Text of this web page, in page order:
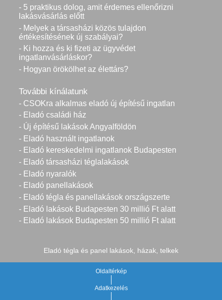
- 5 praktikus dolog, amit érdemes ellenőrizni
lakásvásárlás előtt
- Melyek a társasházi közös tulajdon
értékesítésének új szabályai?
- Ki hozza és ki fizeti az ügyvédet
ingatlanvásárláskor?
- Hogyan örökölhet az élettárs?
További kínálatunk
- CSOKra alkalmas eladó új építésű ingatlan
- Eladó családi ház
- Új építésű lakások Angyalföldön
- Eladó használt ingatlanok
- Eladó kereskedelmi ingatlanok Budapesten
- Eladó társasházi téglalakások
- Eladó nyaralók
- Eladó panellakások
- Eladó tégla és panellakások országszerte
- Eladó lakások Budapesten 30 millió Ft alatt
- Eladó lakások Budapesten 50 millió Ft alatt
Eladó tégla és panel lakások, házak, telkek
Oldaltérkép
Adatkezelés